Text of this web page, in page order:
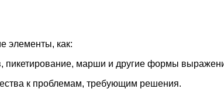
элементы, как:
пикетирование, марши и другие формы
к проблемам, требующим решения.